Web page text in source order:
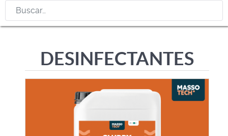
Buscar
DESINFECTANTES